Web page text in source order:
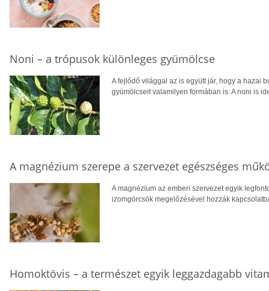
Noni – a trópusok különleges gyümölcse
A fejlődő világgal az is együtt jár, hogy a hazai
gyümölcseit valamilyen formában is. A noni is
A magnézium szerepe a szervezet egészséges
A magnézium az emberi szervezet egyik
izomgörcsök megelőzésével hozzák
Homoktövis – a természet egyik leggazdagabb